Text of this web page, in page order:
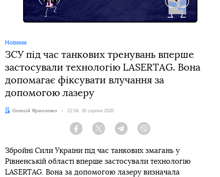
Новини
ЗСУ під час танкових тренувань вперше
застосували технологію LASERTAG. Вона
допомагає фіксувати влучання за
допомогою лазеру
Автор:
Олексій Ярмоленко Дата:
22:04, 30 серпня 2020
Facebook Twitter Telegram
Збройні Сили України під час танкових змагань у
Рівненській області вперше застосували технологію
LASERTAG. Вона за допомогою лазеру визначала